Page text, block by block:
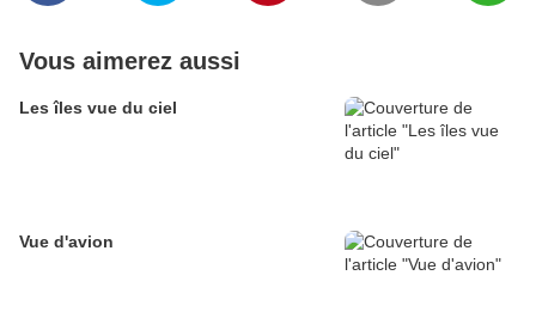
Vous aimerez aussi
Les îles vue du ciel
Vue d'avion